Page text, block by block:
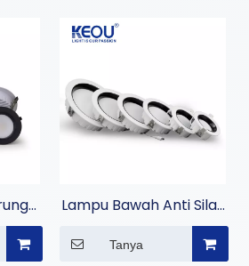
Lampu Bawah Anti Silau
Terbenam KEOU
Tanya